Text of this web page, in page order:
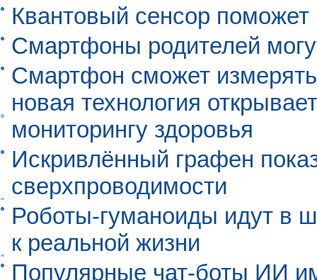
Квантовый сенсор
Смартфоны родителей
Смартфон сможет
новая технология
мониторингу здоровья
Искривлённый графен
сверхпроводимости
Роботы-гуманоиды идут в
к реальной жизни
Популярные чат-боты ИИ